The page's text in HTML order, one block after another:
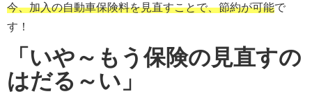
今、加入の自動車保険料を見直すことで、節約が可能で
す！
「いや～もう保険の見直すの
はだる～い」